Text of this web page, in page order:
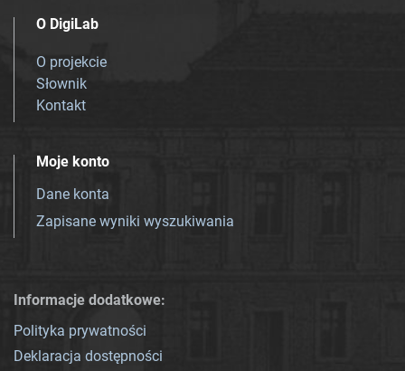
O DigiLab
O projekcie
Słownik
Kontakt
Moje konto
Dane konta
Zapisane wyniki wyszukiwania
Informacje dodatkowe:
Polityka prywatności
Deklaracja dostępności